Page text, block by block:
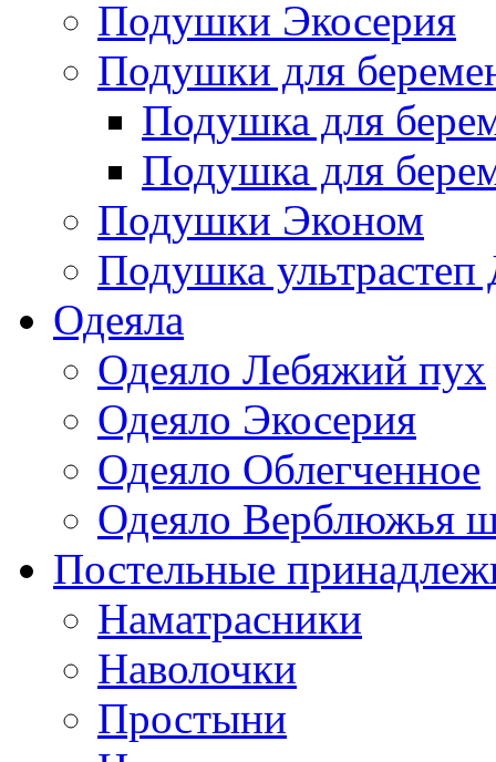
Подушки Экосерия
Подушки для
Подушка для
Подушка для
Подушки Эконом
Подушка ультрастеп
Одеяла
Одеяло Лебяжий пух
Одеяло Экосерия
Одеяло Облегченное
Одеяло Верблюжья
Постельные
Наматрасники
Наволочки
Простыни